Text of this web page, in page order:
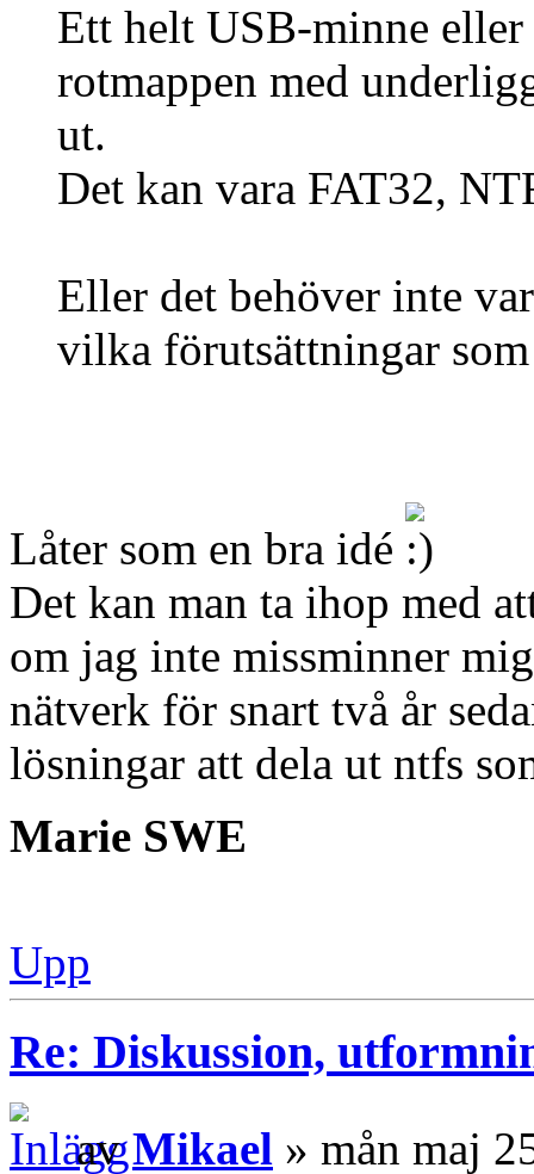
Ett helt USB-minne
rotmappen med
ut.
Det kan vara FAT32,
Eller det behöver inte
vilka förutsättningar
Låter som en bra idé
Det kan man ta ihop med
om jag inte missminner
nätverk för snart två år
lösningar att dela ut ntfs
Marie SWE
Upp
Re: Diskussion,
avMikael » mån maj